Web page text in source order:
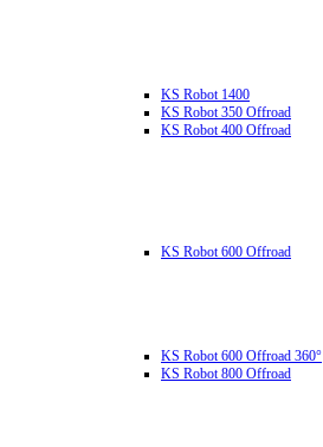
KS Robot 1400
KS Robot 350 Offroad
KS Robot 400 Offroad
KS Robot 600 Offroad
KS Robot 600 Offroad 360°
KS Robot 800 Offroad